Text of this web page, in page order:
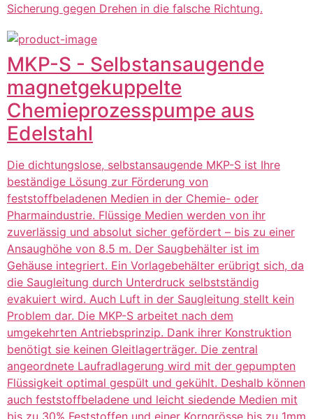
Sicherung gegen Drehen in die falsche Richtung.
MKP-S - Selbstansaugende
magnetgekuppelte
Chemieprozesspumpe aus
Edelstahl
Die dichtungslose, selbstansaugende MKP-S ist Ihre
beständige Lösung zur Förderung von
feststoffbeladenen Medien in der Chemie- oder
Pharmaindustrie. Flüssige Medien werden von ihr
zuverlässig und absolut sicher gefördert – bis zu einer
Ansaughöhe von 8.5 m. Der Saugbehälter ist im
Gehäuse integriert. Ein Vorlagebehälter erübrigt sich, da
die Saugleitung durch Unterdruck selbstständig
evakuiert wird. Auch Luft in der Saugleitung stellt kein
Problem dar. Die MKP-S arbeitet nach dem
umgekehrten Antriebsprinzip. Dank ihrer Konstruktion
benötigt sie keinen Gleitlagerträger. Die zentral
angeordnete Laufradlagerung wird mit der gepumpten
Flüssigkeit optimal gespült und gekühlt. Deshalb können
auch feststoffbeladene und leicht siedende Medien mit
bis zu 30% Feststoffen und einer Korngrösse bis zu 1mm